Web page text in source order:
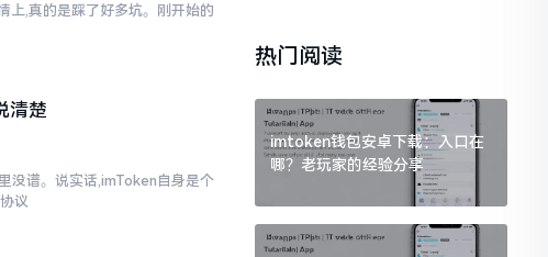
上,真的是踩了好多坑。刚开始的
清楚
没谱。说实话,imToken自身是个
议
热门阅读
imtoken钱包安卓下载：入口在
哪？老玩家的经验分享